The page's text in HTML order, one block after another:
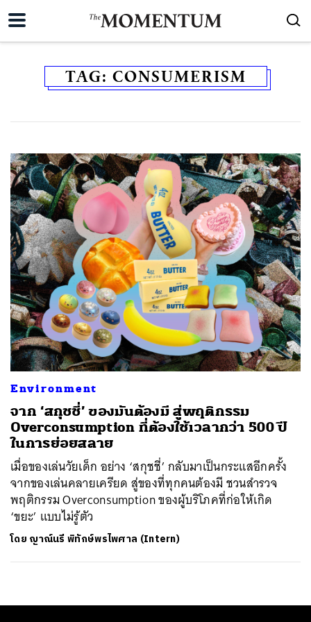
TAG: CONSUMERISM
Environment
จาก ‘สกุชชี่’ ของมันต้องมี สู่พฤติกรรม
Overconsumption ที่ต้องใช้เวลากว่า 500 ปี
ในการย่อยสลาย
เมื่อของเล่นวัยเด็ก อย่าง ‘สกุชชี่’ กลับมาเป็นกระแสอีกครั้ง
จากของเล่นคลายเครียด สู่ของที่ทุกคนต้องมี ชวนสำรวจ
พฤติกรรม Overconsumption ของผู้บริโภคที่ก่อให้เกิด
‘ขยะ’ แบบไม่รู้ตัว
โดย ญาณ์นรี พิทักษ์พรไพศาล (Intern)
ค้นหา
SHARE TWEET LINE EMAIL